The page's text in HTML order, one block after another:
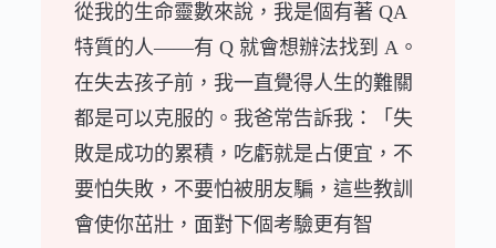
從我的生命靈數來說，我是個有著 QA
特質的人——有 Q 就會想辦法找到 A。
在失去孩子前，我一直覺得人生的難關
都是可以克服的。我爸常告訴我：「失
敗是成功的累積，吃虧就是占便宜，不
要怕失敗，不要怕被朋友騙，這些教訓
會使你茁壯，面對下個考驗更有智